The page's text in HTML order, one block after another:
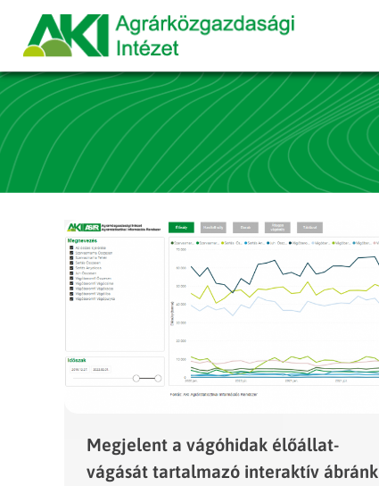
Megjelent a vágóhidak élőállat-
vágását tartalmazó interaktív ábránk